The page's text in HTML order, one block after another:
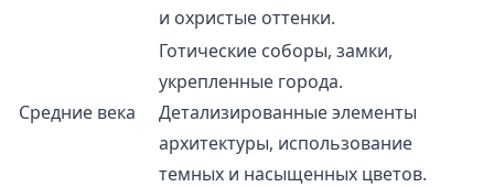
и охристые оттенки.
Средние века
Готические соборы, замки,
укрепленные города.
Детализированные элементы
архитектуры, использование
темных и насыщенных цветов.